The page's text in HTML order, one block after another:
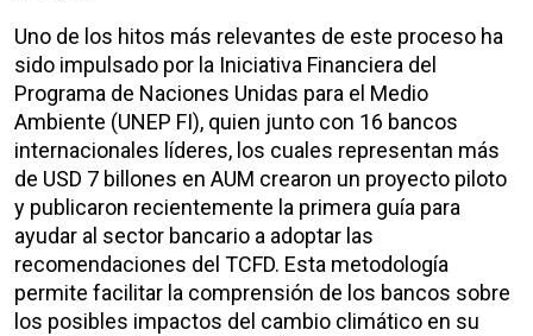
Uno de los hitos más relevantes de este proceso ha
sido impulsado por la Iniciativa Financiera del
Programa de Naciones Unidas para el Medio
Ambiente (UNEP FI), quien junto con 16 bancos
internacionales líderes, los cuales representan más
de USD 7 billones en AUM crearon un proyecto piloto
y publicaron recientemente la primera guía para
ayudar al sector bancario a adoptar las
recomendaciones del TCFD. Esta metodología
permite facilitar la comprensión de los bancos sobre
los posibles impactos del cambio climático en su